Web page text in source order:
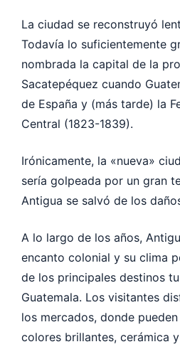
La ciudad se reconstruyó
Todavía lo suficientemente
nombrada la capital de la
Sacatepéquez cuando
de España y (más tarde) la
Central (1823-1839).
Irónicamente, la «nueva»
sería golpeada por un gran
Antigua se salvó de los
A lo largo de los años,
encanto colonial y su clima
de los principales destinos
Guatemala. Los visitantes
los mercados, donde
colores brillantes, cerámica